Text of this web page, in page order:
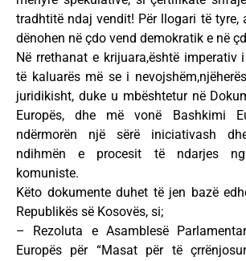
tradhtitë ndaj vendit! Për llogari të tyre,
dënohen në çdo vend demokratik e në
Në rrethanat e krijuara,është imperativ
të kaluarës më se i
juridikisht, duke u mbështetur në
Europës, dhe më vonë Bashkimi
ndërmorën një sërë iniciativash
ndihmën e procesit të ndarjes
komuniste.
Këto dokumente duhet të jen bazë
Republikës së Kosovës, si;
– Rezoluta e Asamblesë
Europës për “Masat për të